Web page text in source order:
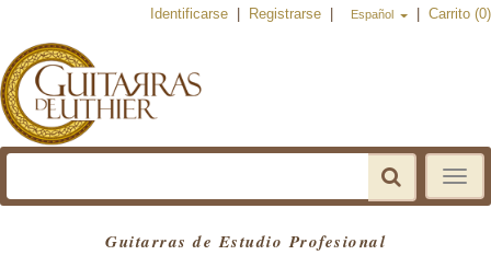
Identificarse Registrarse Español Carrito (0)
Toggle
Guitarras de Estudio Profesional